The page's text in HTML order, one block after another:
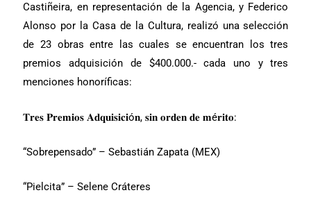
Castiñeira, en representación de la Agencia, y Federico
Alonso por la Casa de la Cultura, realizó una selección
de 23 obras entre las cuales se encuentran los tres
premios adquisición de $400.000.- cada uno y tres
menciones honoríficas:
𝐓𝐫𝐞𝐬 𝐏𝐫𝐞𝐦𝐢𝐨𝐬 𝐀𝐝𝐪𝐮𝐢𝐬𝐢𝐜𝐢ó𝐧, 𝐬𝐢𝐧 𝐨𝐫𝐝𝐞𝐧 𝐝𝐞 𝐦é𝐫𝐢𝐭𝐨:
“Sobrepensado” – Sebastián Zapata (MEX)
“Pielcita” – Selene Cráteres